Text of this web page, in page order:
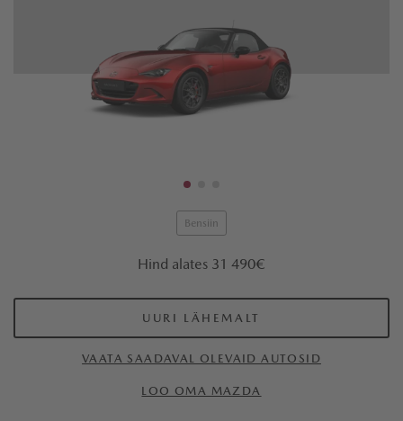
Bensiin
Hind alates 31 490€
UURI LÄHEMALT
VAATA SAADAVAL OLEVAID AUTOSID
LOO OMA MAZDA